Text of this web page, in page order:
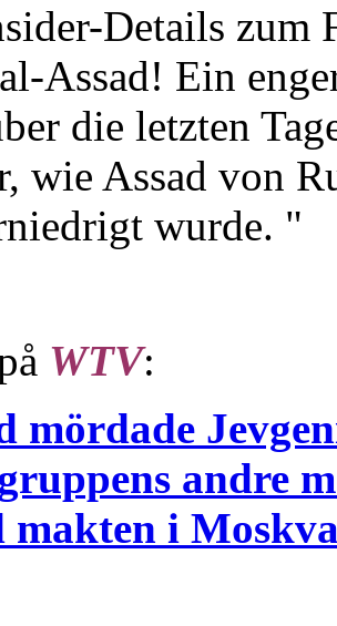
Details zum
Assad! Ein
die letzten
wie Assad von
wurde. "
WTV:
mördade
andre
makten i